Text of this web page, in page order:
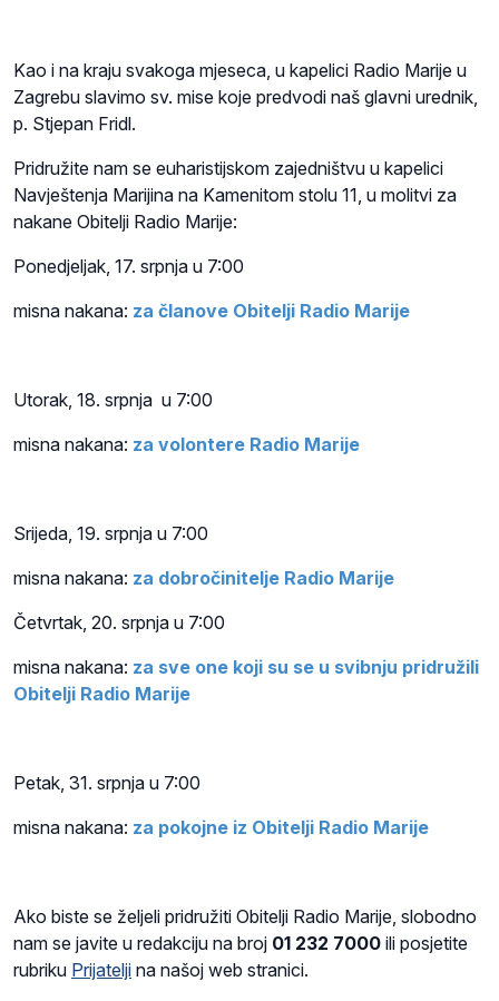
Kao i na kraju svakoga mjeseca, u kapelici Radio Marije u
Zagrebu slavimo sv. mise koje predvodi naš glavni urednik,
p. Stjepan Fridl.
Pridružite nam se euharistijskom zajedništvu u kapelici
Navještenja Marijina na Kamenitom stolu 11, u molitvi za
nakane Obitelji Radio Marije:
Ponedjeljak, 17. srpnja u 7:00
misna nakana: za članove Obitelji Radio Marije
Utorak, 18. srpnja u 7:00
misna nakana: za volontere Radio Marije
Srijeda, 19. srpnja u 7:00
misna nakana: za dobročinitelje Radio Marije
Četvrtak, 20. srpnja u 7:00
misna nakana: za sve one koji su se u svibnju pridružili
Obitelji Radio Marije
Petak, 31. srpnja u 7:00
misna nakana: za pokojne iz Obitelji Radio Marije
Ako biste se željeli pridružiti Obitelji Radio Marije, slobodno
nam se javite u redakciju na broj 01 232 7000 ili posjetite
rubriku Prijatelji na našoj web stranici.